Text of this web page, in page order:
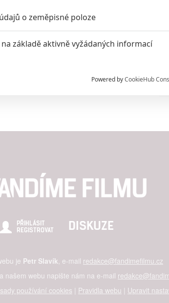
PŘIHLÁSIT
REGISTROVAT
DISKUZE
je Petr Slavík , e-mail redakce@fandimefilmu.cz
našem webu napište nám na e-mail
používání cookies | Pravidla webu | Upravit
o zeměpisné poloze
základě aktivně vyžádaných informací
k informacím v zařízení
předcházení a zjišťování podvodů a
a obsahu
Powered byCookieHub